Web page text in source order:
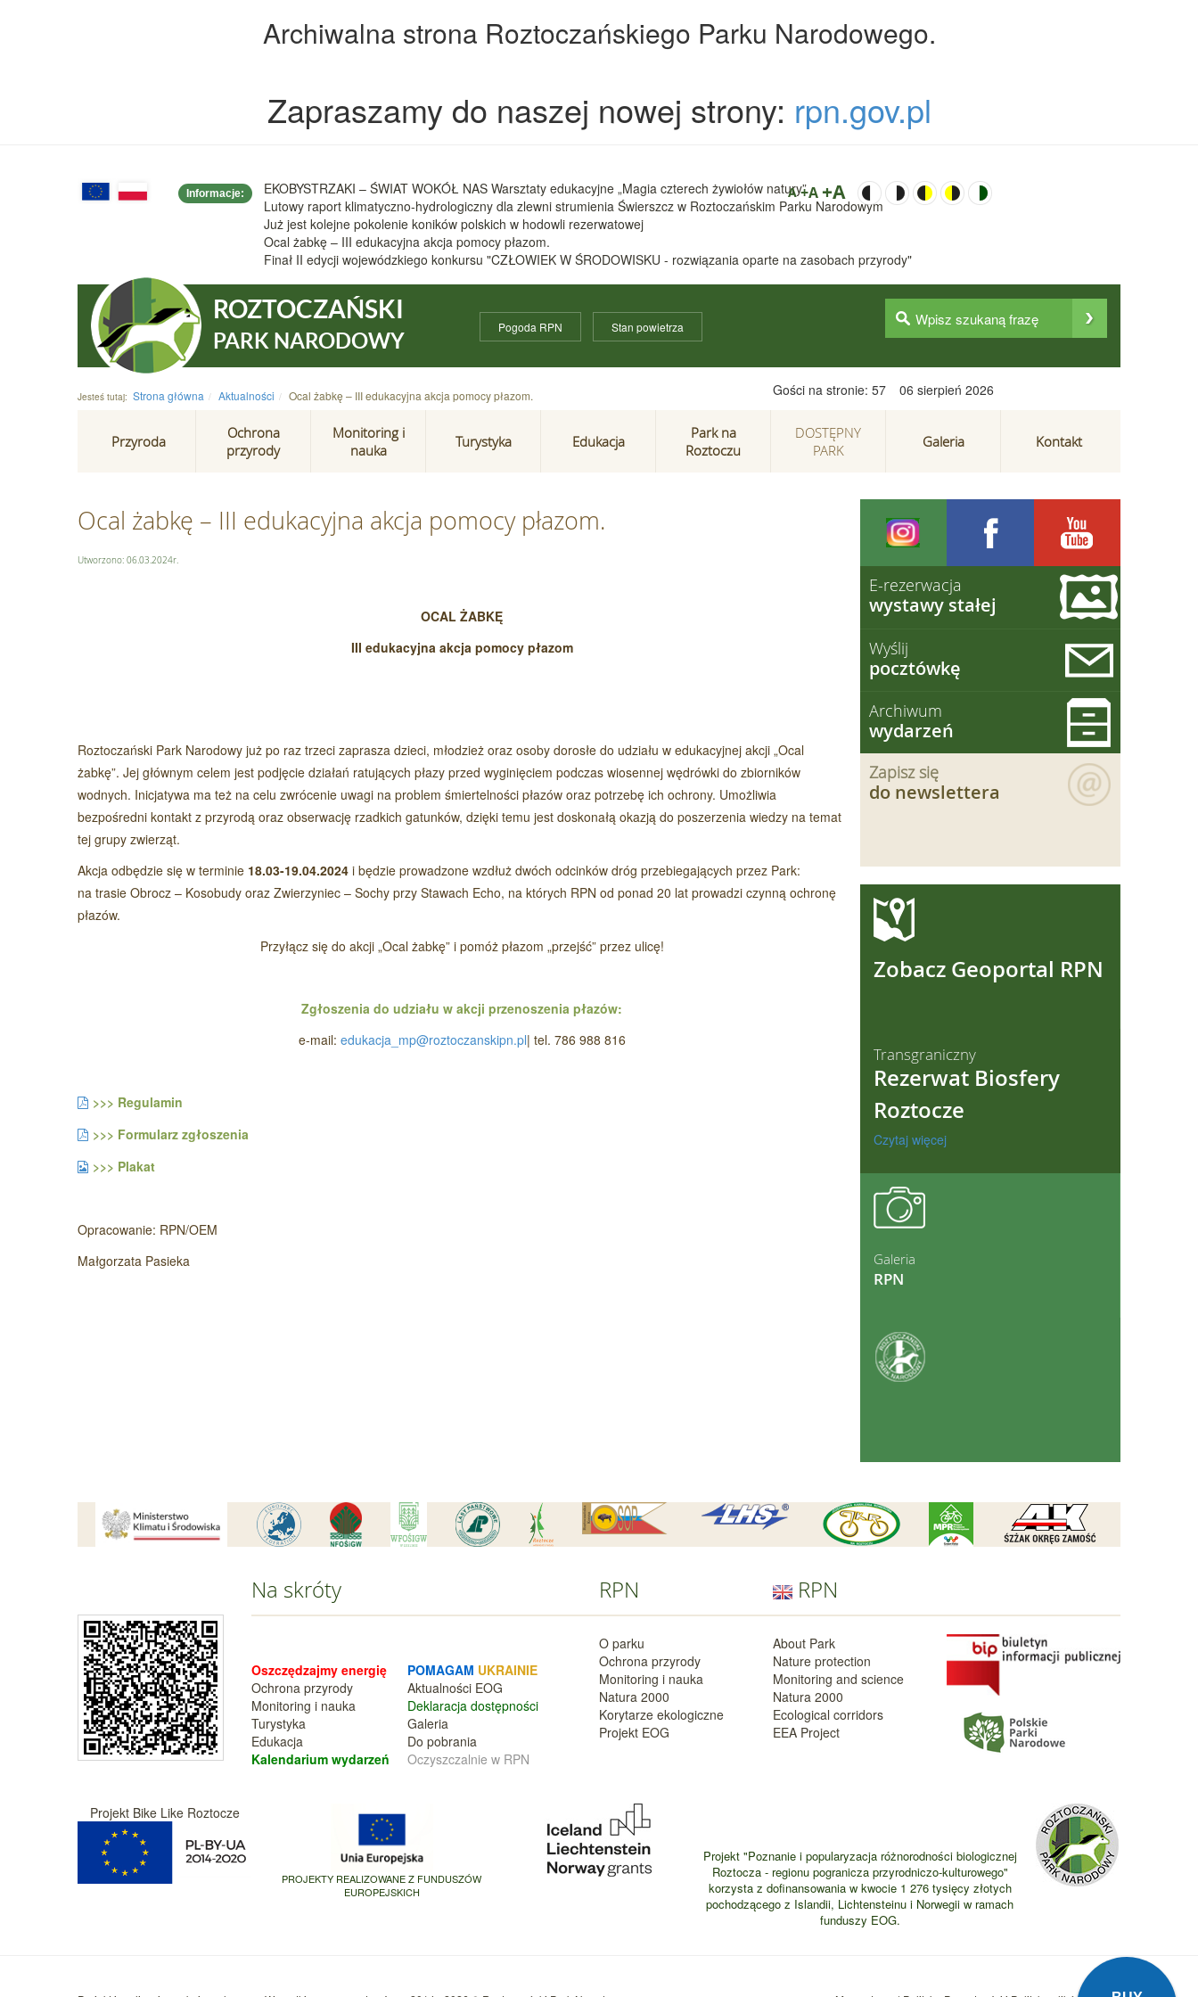
Archiwalna strona Roztoczańskiego Parku Narodowego.
Zapraszamy do naszej nowej strony: rpn.gov.pl
Informacje:
EKOBYSTRZAKI – ŚWIAT WOKÓŁ NAS Warsztaty edukacyjne „Magia czterech żywiołów natury”
Lutowy raport klimatyczno-hydrologiczny dla zlewni strumienia Świerszcz w Roztoczańskim Parku Narodowym
Już jest kolejne pokolenie koników polskich w hodowli rezerwatowej
Ocal żabkę – III edukacyjna akcja pomocy płazom.
Finał II edycji wojewódzkiego konkursu "CZŁOWIEK W ŚRODOWISKU - rozwiązania oparte na zasobach przyrody"
A +A +A
ROZTOCZAŃSKI
PARK NARODOWY
Pogoda RPN Stan powietrza
Jesteś tutaj: Strona główna Aktualności Ocal żabkę – III edukacyjna akcja pomocy płazom. Gości na stronie: 57 06 sierpień 2026
Przyroda
Ochrona
przyrody
Monitoring i
nauka
Turystyka Edukacja
Park na
Roztoczu
DOSTĘPNY
PARK
Galeria Kontakt
Ocal żabkę – III edukacyjna akcja pomocy płazom.
Utworzono: 06.03.2024r.
OCAL ŻABKĘ
III edukacyjna akcja pomocy płazom
Roztoczański Park Narodowy już po raz trzeci zaprasza dzieci, młodzież oraz osoby dorosłe do udziału w edukacyjnej akcji „Ocal
żabkę”. Jej głównym celem jest podjęcie działań ratujących płazy przed wyginięciem podczas wiosennej wędrówki do zbiorników
wodnych. Inicjatywa ma też na celu zwrócenie uwagi na problem śmiertelności płazów oraz potrzebę ich ochrony. Umożliwia
bezpośredni kontakt z przyrodą oraz obserwację rzadkich gatunków, dzięki temu jest doskonałą okazją do poszerzenia wiedzy na temat
tej grupy zwierząt.
Akcja odbędzie się w terminie 18.03-19.04.2024 i będzie prowadzone wzdłuż dwóch odcinków dróg przebiegających przez Park:
na trasie Obrocz – Kosobudy oraz Zwierzyniec – Sochy przy Stawach Echo, na których RPN od ponad 20 lat prowadzi czynną ochronę
płazów.
Przyłącz się do akcji „Ocal żabkę” i pomóż płazom „przejść” przez ulicę!
Zgłoszenia do udziału w akcji przenoszenia płazów:
e-mail: edukacja_mp@roztoczanskipn.pl| tel. 786 988 816
>>> Regulamin
>>> Formularz zgłoszenia
>>> Plakat
Opracowanie: RPN/OEM
Małgorzata Pasieka
E-rezerwacja
wystawy stałej
Wyślij
pocztówkę
Archiwum
wydarzeń
Zapisz się
do newslettera
Zobacz Geoportal RPN
Transgraniczny
Rezerwat Biosfery
Roztocze
Czytaj więcej
Galeria
RPN
Na skróty
Oszczędzajmy energię
Ochrona przyrody
Monitoring i nauka
Turystyka
Edukacja
Kalendarium wydarzeń
POMAGAM UKRAINIE
Aktualności EOG
Deklaracja dostępności
Galeria
Do pobrania
Oczyszczalnie w RPN
RPN
O parku
Ochrona przyrody
Monitoring i nauka
Natura 2000
Korytarze ekologiczne
Projekt EOG
RPN
About Park
Nature protection
Monitoring and science
Natura 2000
Ecological corridors
EEA Project
Projekt Bike Like Roztocze
PROJEKTY REALIZOWANE Z FUNDUSZÓW
EUROPEJSKICH
Projekt "Poznanie i popularyzacja różnorodności biologicznej
Roztocza - regionu pogranicza przyrodniczo-kulturowego"
korzysta z dofinansowania w kwocie 1 276 tysięcy złotych
pochodzącego z Islandii, Lichtensteinu i Norwegii w ramach
funduszy EOG.